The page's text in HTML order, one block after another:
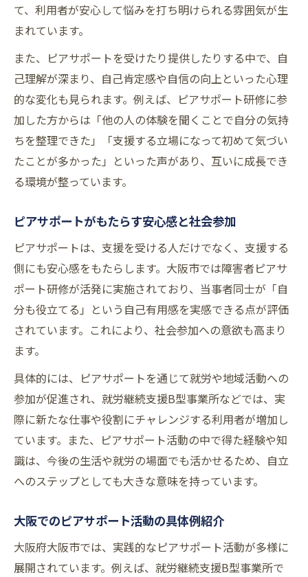
ピアサポートがもたらす自己肯定感
資格取得や研修参加のポイントまとめ
ピアサポート資格取得の基本手順と注意点
大阪のピアサポート研修選びのコツ
オンライン研修と対面講座の活用法
ピアサポート資格取得に必要な条件
研修参加前に知っておきたいポイント
て、利用者が安心して悩みを打ち明けられる雰囲気が生
まれています。
また、ピアサポートを受けたり提供したりする中で、自
己理解が深まり、自己肯定感や自信の向上といった心理
的な変化も見られます。例えば、ピアサポート研修に参
加した方からは「他の人の体験を聞くことで自分の気持
ちを整理できた」「支援する立場になって初めて気づい
たことが多かった」といった声があり、互いに成長でき
る環境が整っています。
ピアサポートがもたらす安心感と社会参加
ピアサポートは、支援を受ける人だけでなく、支援する
側にも安心感をもたらします。大阪市では障害者ピアサ
ポート研修が活発に実施されており、当事者同士が「自
分も役立てる」という自己有用感を実感できる点が評価
されています。これにより、社会参加への意欲も高まり
ます。
具体的には、ピアサポートを通じて就労や地域活動への
参加が促進され、就労継続支援B型事業所などでは、実
際に新たな仕事や役割にチャレンジする利用者が増加し
ています。また、ピアサポート活動の中で得た経験や知
識は、今後の生活や就労の場面でも活かせるため、自立
へのステップとしても大きな意味を持っています。
大阪でのピアサポート活動の具体例紹介
大阪府大阪市では、実践的なピアサポート活動が多様に
展開されています。例えば、就労継続支援B型事業所で